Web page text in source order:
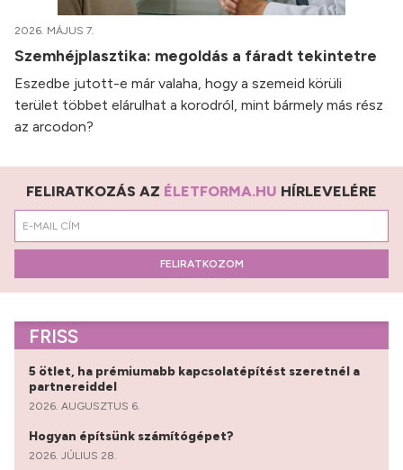
2026. MÁJUS 7.
Szemhéjplasztika: megoldás a fáradt tekintetre
Eszedbe jutott-e már valaha, hogy a szemeid körüli
terület többet elárulhat a korodról, mint bármely más rész
az arcodon?
FELIRATKOZÁS AZ ÉLETFORMA.HU HÍRLEVELÉRE
FELIRATKOZOM
FRISS
5 ötlet, ha prémiumabb kapcsolatépítést szeretnél a
partnereiddel
2026. AUGUSZTUS 6.
Hogyan építsünk számítógépet?
2026. JÚLIUS 28.